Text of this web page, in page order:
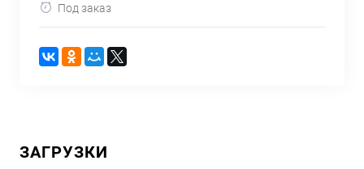
Под заказ
ЗАГРУЗКИ